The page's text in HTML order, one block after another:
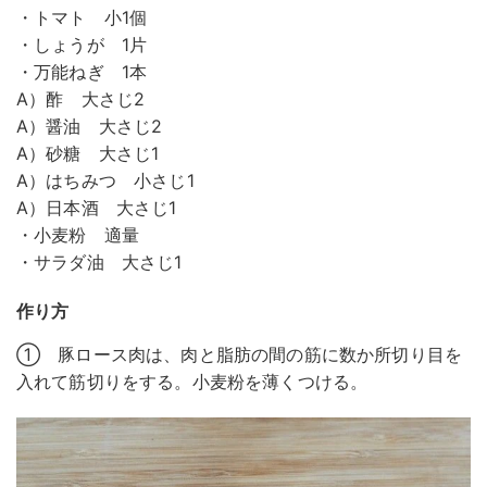
・トマト 小1個
・しょうが 1片
・万能ねぎ 1本
A）酢 大さじ2
A）醤油 大さじ2
A）砂糖 大さじ1
A）はちみつ 小さじ1
A）日本酒 大さじ1
・小麦粉 適量
・サラダ油 大さじ1
作り方
① 豚ロース肉は、肉と脂肪の間の筋に数か所切り目を
入れて筋切りをする。小麦粉を薄くつける。